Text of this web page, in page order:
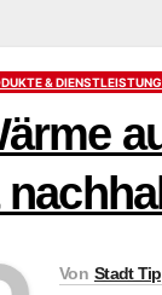
&
Von Stadt